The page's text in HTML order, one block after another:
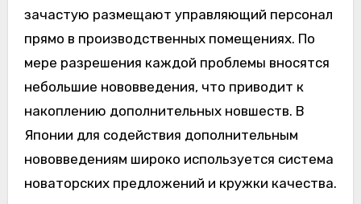
зачастую размещают управляющий персонал
прямо в производственных помещениях. По
мере разрешения каждой проблемы вносятся
небольшие нововведения, что приводит к
накоплению дополнительных новшеств. В
Японии для содействия дополнительным
нововведениям широко используется система
новаторских предложений и кружки качества.